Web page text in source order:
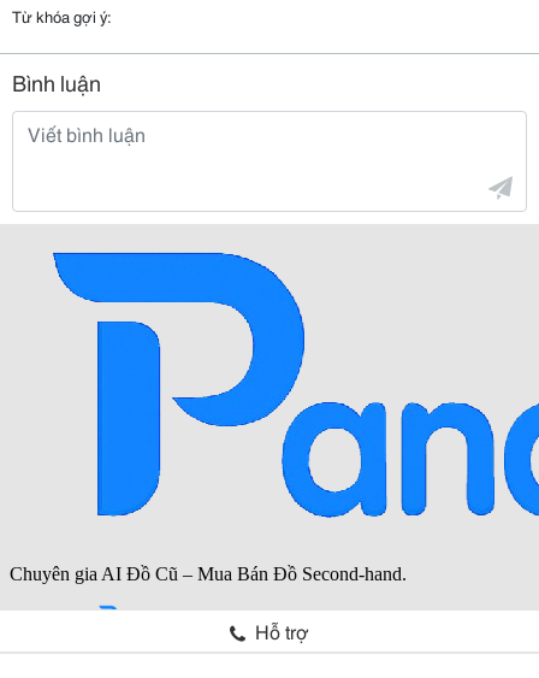
Từ khóa gợi ý:
Bình luận
Hỗ trợ